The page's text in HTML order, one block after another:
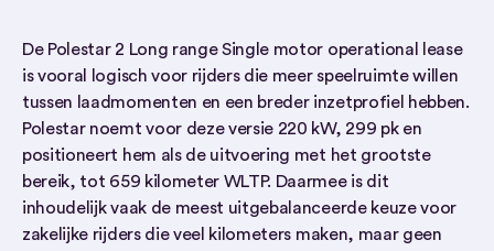
De Polestar 2 Long range Single motor operational lease
is vooral logisch voor rijders die meer speelruimte willen
tussen laadmomenten en een breder inzetprofiel hebben.
Polestar noemt voor deze versie 220 kW, 299 pk en
positioneert hem als de uitvoering met het grootste
bereik, tot 659 kilometer WLTP. Daarmee is dit
inhoudelijk vaak de meest uitgebalanceerde keuze voor
zakelijke rijders die veel kilometers maken, maar geen